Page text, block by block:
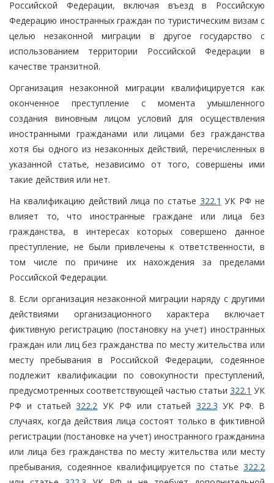
Российской Федерации, включая въезд в Российскую
Федерацию иностранных граждан по туристическим визам с
целью незаконной миграции в другое государство с
использованием территории Российской Федерации в
качестве транзитной.
Организация незаконной миграции квалифицируется как
оконченное преступление с момента умышленного
создания виновным лицом условий для осуществления
иностранными гражданами или лицами без гражданства
хотя бы одного из незаконных действий, перечисленных в
указанной статье, независимо от того, совершены ими
такие действия или нет.
На квалификацию действий лица по статье 322.1 УК РФ не
влияет то, что иностранные граждане или лица без
гражданства, в интересах которых совершено данное
преступление, не были привлечены к ответственности, в
том числе по причине их нахождения за пределами
Российской Федерации.
8. Если организация незаконной миграции наряду с другими
действиями организационного характера включает
фиктивную регистрацию (постановку на учет) иностранных
граждан или лиц без гражданства по месту жительства или
месту пребывания в Российской Федерации, содеянное
подлежит квалификации по совокупности преступлений,
предусмотренных соответствующей частью статьи 322.1 УК
РФ и статьей322.2 УК РФ или статьей 322.3 УК РФ. В
случаях, когда действия лица состоят только в фиктивной
регистрации (постановке на учет) иностранного гражданина
или лица без гражданства по месту жительства или месту
пребывания, содеянное квалифицируется по статье 322.2